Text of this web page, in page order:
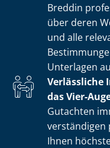
Breddin
über deren
und alle
Unterlagen
Verlässliche
das Vier-
Gutachten
ver­stän­di­gen
Ihnen